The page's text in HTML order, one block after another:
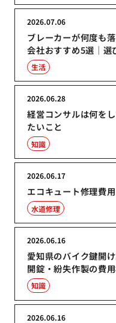
ブレーカーが何度も
会社おすすめ5選｜選
2026.07.06
生活
経営コンサルは何を
たいこと
2026.06.28
知識
エコキュート修理費
2026.06.17
水道修理
愛知県のバイク鍵開
開錠・紛失作製の費
2026.06.16
知識
2026.06.16